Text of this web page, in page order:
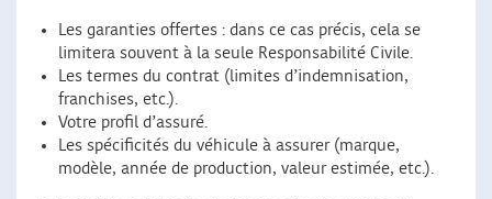
Les garanties offertes : dans ce cas précis, cela se
limitera souvent à la seule Responsabilité Civile.
Les termes du contrat (limites d’indemnisation,
franchises, etc.).
Votre profil d’assuré.
Les spécificités du véhicule à assurer (marque,
modèle, année de production, valeur estimée, etc.).